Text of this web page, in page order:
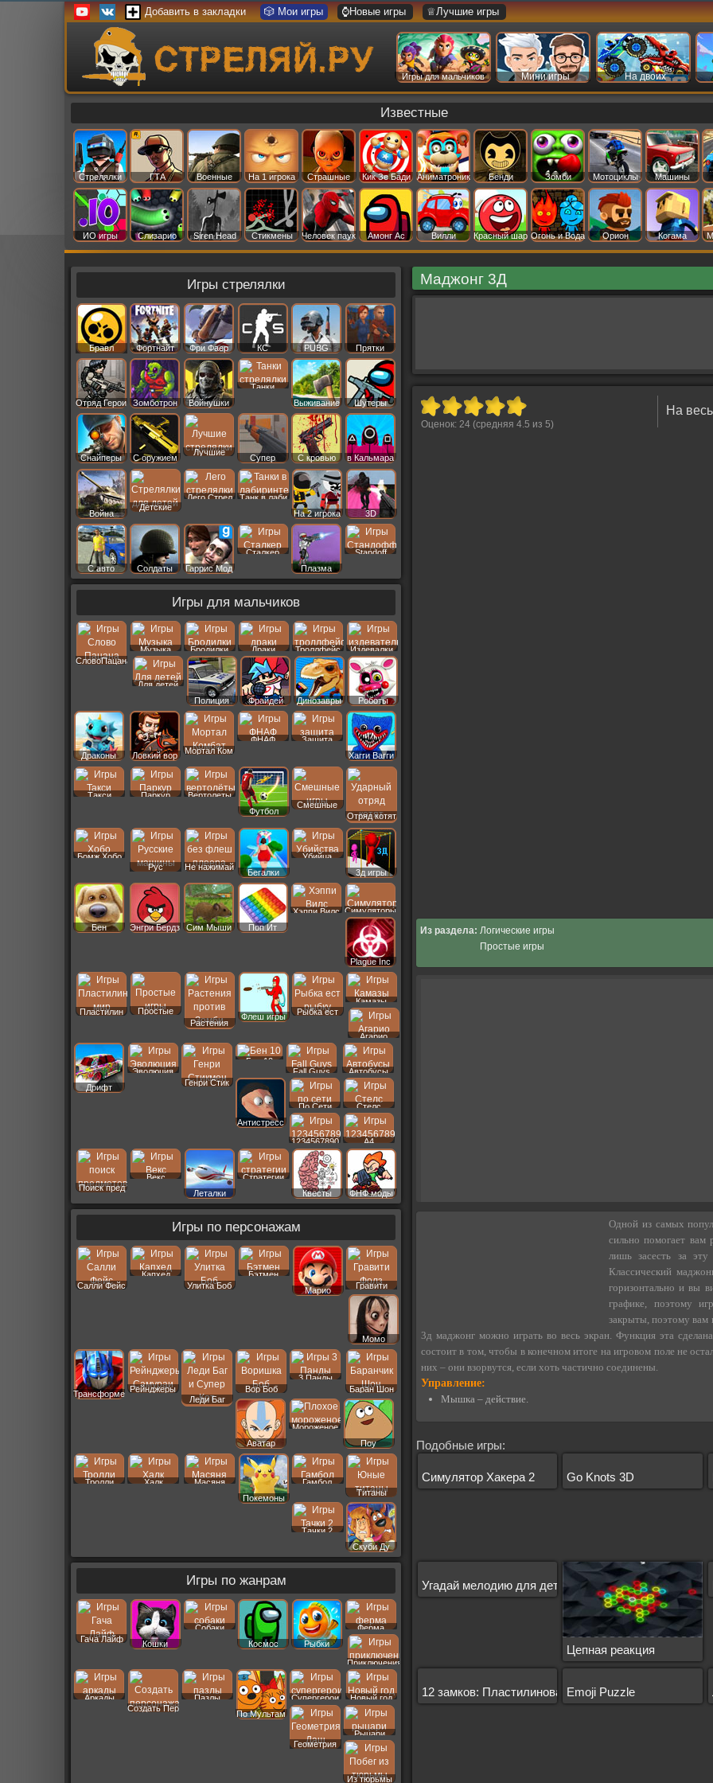
Добавить в закладки 🎲 Мои игры ⌚Новые игры ♕Лучшие игры
Игры для мальчиков Мини игры На двоих
Известные
Стрелялки ГТА Военные На 1 игрока Страшные Кик Зе Бади Аниматроник Бенди Зомби Мотоциклы Машины
ИО игры Слизарио Siren Head Стикмены Человек паук Амонг Ас Вилли Красный шар Огонь и Вода Орион Когама
Маджонг 3Д
Оценок: 24(средняя 4.5 из 5)
На
Из раздела: Логические игры
Простые игры
Одной из самых
сильно помогает вам
лишь засесть за
Классический
горизонтально и вы
графике, поэтому
закрыты, поэтому вам
3д маджонг можно играть во весь экран. Функция эта
состоит в том, чтобы в конечном итоге на игровом поле не
них – они взорвутся, если хоть частично соединены.
Управление:
Мышка – действие.
Подобные игры:
Симулятор Хакера 2 Go Knots 3D
Угадай мелодию для детей
Цепная реакция
12 замков: Пластилиновая комната
Emoji Puzzle
Игры стрелялки
Бравл
Старс
Фортнайт Фри Фаер КС PUBG Прятки
Отряд Герои Зомботрон Войнушки
Танки
Выживание
Шутеры
Снайперы С оружием
Лучшие
Супер С кровью в Кальмара
Война
Детские
Лего Стрел
Танк в лаби
На 2 игрока
3D
С авто Солдаты Гаррис Мод
Сталкер
Плазма
Standoff
Игры для мальчиков
СловоПацана
Музыка Бродилки Драки Троллфейс Издевалки
Для детей
Полиция
Фрайдей Динозавры Роботы
Драконы Ловкий вор
Мортал Ком
ФНАФ
Защита
Хагги Вагги
Такси Паркур
Вертолеты
Футбол
Смешные
Отряд котят
Бомж Хобо
Рус
Не нажимай
Бегалки
Убийца
3д игры
Бен Энгри Бердз Сим Мыши Поп Ит
Хэппи Вилс Симуляторы
Plague Inc
Пластилин
Простые
Растения
Флеш игры
Рыбка ест
Камазы
Агарио
Дрифт
Эволюция
Генри Стик
Бен 10
Fall Guys
Автобусы
Антистресс
По Сети Стелс
1234567890 A4
Поиск пред
Векс
Леталки
Стратегии
Квесты
ФНФ моды
Игры по персонажам
Салли Фейс
Капхед
Улитка Боб
Бэтмен
Марио
Гравити
Фолз
Момо
Трансформеры
Рейнджеры
Леди Баг
Вор Боб
3 Панды
Баран Шон
Аватар
Мороженое
Поу
Тролли Халк
Масяня
Покемоны
Гамбол
Титаны
Тачки 2
Скуби Ду
Игры по жанрам
Гача Лайф
Кошки
Собаки
Космос
Рыбки
Ферма
Приключения
Аркады
Создать Пер
Пазлы
По Мультам
Супергерои Новый год
Геометрия
Рыцари
Из тюрьмы